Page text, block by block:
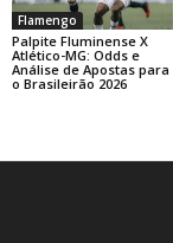
Flamengo
Palpite Fluminense X
Atlético-MG: Odds e
Análise de Apostas para
o Brasileirão 2026